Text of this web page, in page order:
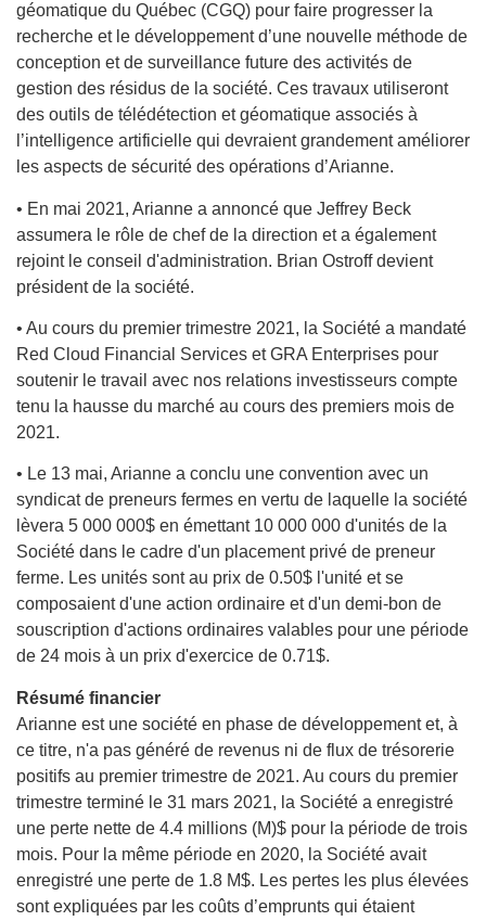
géomatique du Québec (CGQ) pour faire progresser la
recherche et le développement d’une nouvelle méthode de
conception et de surveillance future des activités de
gestion des résidus de la société. Ces travaux utiliseront
des outils de télédétection et géomatique associés à
l’intelligence artificielle qui devraient grandement améliorer
les aspects de sécurité des opérations d’Arianne.
• En mai 2021, Arianne a annoncé que Jeffrey Beck
assumera le rôle de chef de la direction et a également
rejoint le conseil d'administration. Brian Ostroff devient
président de la société.
• Au cours du premier trimestre 2021, la Société a mandaté
Red Cloud Financial Services et GRA Enterprises pour
soutenir le travail avec nos relations investisseurs compte
tenu la hausse du marché au cours des premiers mois de
2021.
• Le 13 mai, Arianne a conclu une convention avec un
syndicat de preneurs fermes en vertu de laquelle la société
lèvera 5 000 000$ en émettant 10 000 000 d'unités de la
Société dans le cadre d'un placement privé de preneur
ferme. Les unités sont au prix de 0.50$ l'unité et se
composaient d'une action ordinaire et d'un demi-bon de
souscription d'actions ordinaires valables pour une période
de 24 mois à un prix d'exercice de 0.71$.
Résumé financier
Arianne est une société en phase de développement et, à
ce titre, n'a pas généré de revenus ni de flux de trésorerie
positifs au premier trimestre de 2021. Au cours du premier
trimestre terminé le 31 mars 2021, la Société a enregistré
une perte nette de 4.4 millions (M)$ pour la période de trois
mois. Pour la même période en 2020, la Société avait
enregistré une perte de 1.8 M$. Les pertes les plus élevées
sont expliquées par les coûts d’emprunts qui étaient